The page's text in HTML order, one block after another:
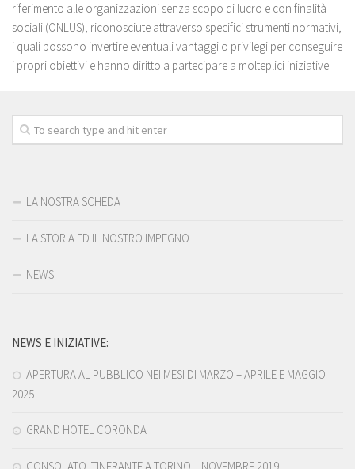
riferimento alle organizzazioni senza scopo di lucro e con finalità
sociali (ONLUS), riconosciute attraverso specifici strumenti normativi,
i quali possono invertire eventuali vantaggi o privilegi per conseguire
i propri obiettivi e hanno diritto a partecipare a molteplici iniziative.
LA NOSTRA SCHEDA
LA STORIA ED IL NOSTRO IMPEGNO
NEWS
NEWS E INIZIATIVE:
APERTURA AL PUBBLICO NEI MESI DI MARZO – APRILE E MAGGIO
2025
GRAND HOTEL CORONDA